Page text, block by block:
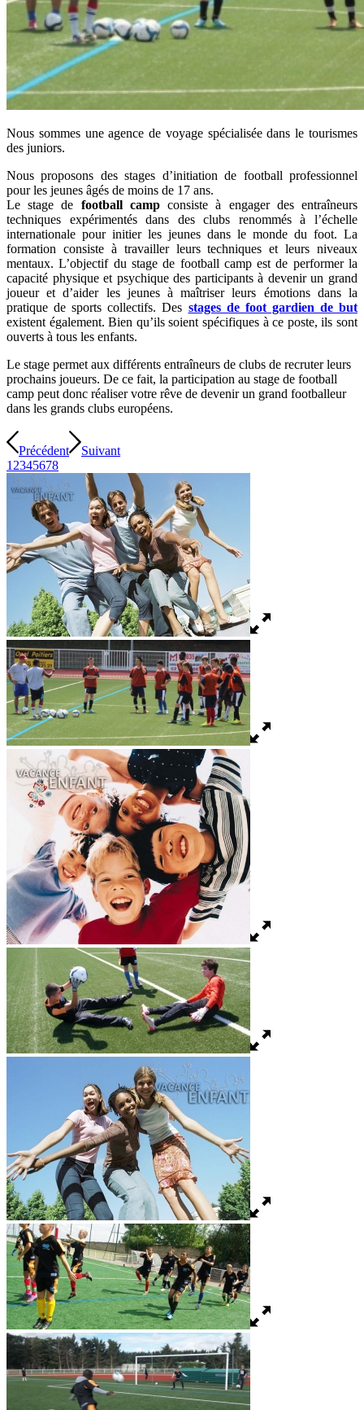
Nous sommes une agence de voyage spécialisée dans le tourismes
des juniors.
Nous proposons des stages d’initiation de football professionnel
pour les jeunes âgés de moins de 17 ans.
Le stage de football campconsiste à engager des entraîneurs
techniques expérimentés dans des clubs renommés à l’échelle
internationale pour initier les jeunes dans le monde du foot. La
formation consiste à travailler leurs techniques et leurs niveaux
mentaux. L’objectif du stage de football camp est de performer la
capacité physique et psychique des participants à devenir un grand
joueur et d’aider les jeunes à maîtriser leurs émotions dans la
pratique de sports collectifs. Des stages de foot gardien de but
existent également. Bien qu’ils soient spécifiques à ce poste, ils sont
ouverts à tous les enfants.
Le stage permet aux différents entraîneurs de clubs de recruter leurs
prochains joueurs. De ce fait, la participation au stage de football
camp peut donc réaliser votre rêve de devenir un grand footballeur
dans les grands clubs européens.
Précédent
Suivant
1 2345678